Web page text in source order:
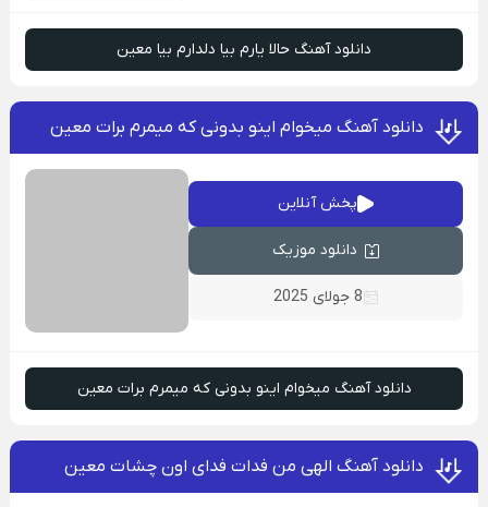
دانلود آهنگ حالا یارم بیا دلدارم بیا معین
دانلود آهنگ میخوام اینو بدونی که میمرم برات معین
پخش آنلاین
دانلود موزیک
8 جولای 2025
دانلود آهنگ میخوام اینو بدونی که میمرم برات معین
دانلود آهنگ الهی من فدات فدای اون چشات معین